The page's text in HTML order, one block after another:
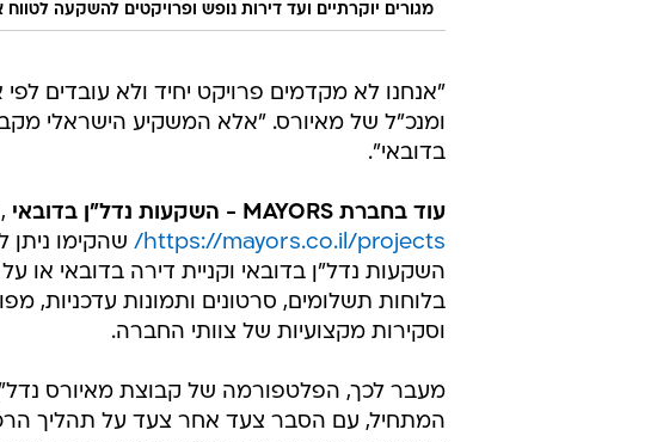
מגורים יוקרתיים ועד דירות נופש ופרויקטים להשקעה לטווח
"אנחנו לא מקדמים פרויקט יחיד ולא עובדים
ומנכ"ל של מאיורס. "אלא המשקיע הישראלי
בדובאי".
עוד בחברת MAYORS - השקעות נדל"ן בדובאי
https://mayors.co.il/projects/
שהקימו
השקעות נדל"ן בדובאי וקניית דירה בדובאי או
בלוחות תשלומים, סרטונים ותמונות עדכניות,
וסקירות מקצועיות של צוותי החברה.
מעבר לכך, הפלטפורמה של קבוצת מאיורס